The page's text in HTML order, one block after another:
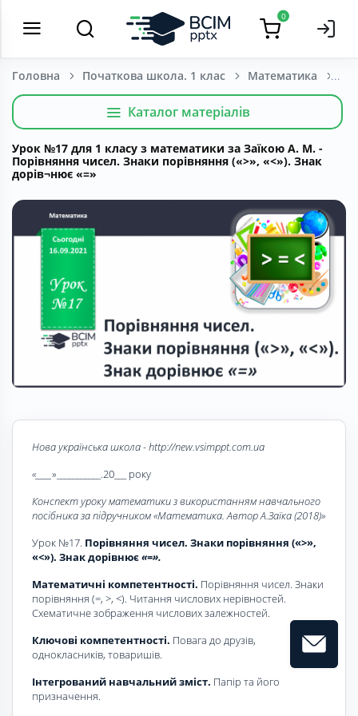
0
Головна Початкова школа. 1 клас Математика
Каталог матеріалів
Урок №17 для 1 класу з математики за Заїкою А. М. -
Порівняння чисел. Знаки порівняння («>», «<»). Знак
дорів¬нює «=»
Нова українська школа - http://new.vsimppt.com.ua
«____ »___________.20___ року
Конспект уроку математики з використанням навчального
посібника за підручником «Математика. Автор А.Заїка (2018)»
Урок №17. Порівняння чисел. Знаки порівняння («>»,
«<»). Знак дорів­нює«=».
Математичні компетентності. Порівняння чисел. Знаки
порівняння (=, >, <). Читання числових нерівностей.
Схематичне зображення числових залежностей.
Ключові компетентності. Повага до друзів,
однокласників, товаришів.
Інтегрований навчальний зміст. Папір та його
призначення.